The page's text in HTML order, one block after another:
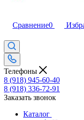
Сравнение0
Телефоны
8 (918) 945-60-40
8 (918) 336-72-91
Заказать звонок
Каталог